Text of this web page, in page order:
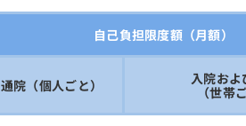
自己負担限度額（月額）
通院（個人ごと）
入院およ
（世帯